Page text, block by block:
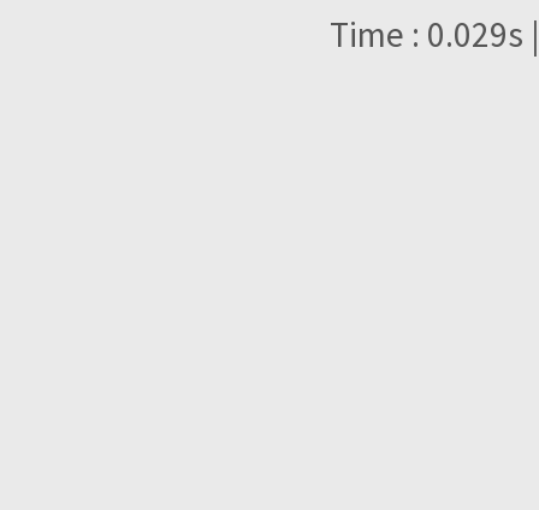
Time : 0.029s